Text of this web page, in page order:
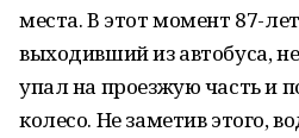
места. В этот момент 87-
выходивший из автобуса,
упал на проезжую часть и
колесо. Не заметив этого,